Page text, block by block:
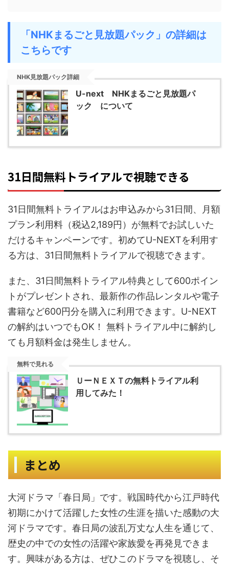
「NHKまるごと見放題パック」の詳細は
こちらです
NHK見放題パック詳細
U-next NHKまるごと見放題パ
ック について
31日間無料トライアルで視聴できる
31日間無料トライアルはお申込みから31日間、月額
プラン利用料（税込2,189円）が無料でお試しいた
だけるキャンペーンです。初めてU-NEXTを利用す
る方は、31日間無料トライアルで視聴できます。
また、31日間無料トライアル特典として600ポイン
トがプレゼントされ、最新作の作品レンタルや電子
書籍など600円分を購入に利用できます。U-NEXT
の解約はいつでもOK！ 無料トライアル中に解約し
ても月額料金は発生しません。
無料で見れる
ＵーＮＥＸＴの無料トライアル利
用してみた！
まとめ
大河ドラマ「春日局」です。戦国時代から江戸時代
初期にかけて活躍した女性の生涯を描いた感動の大
河ドラマです。春日局の波乱万丈な人生を通じて、
歴史の中での女性の活躍や家族愛を再発見できま
す。興味がある方は、ぜひこのドラマを視聴し、そ